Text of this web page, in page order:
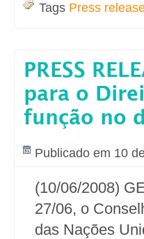
Tags Press
PRESS
para o
função no
Publicado em 10
(10/06/2008)
27/06, o
das Nações